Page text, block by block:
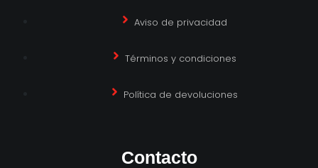
Aviso de privacidad
Términos y condiciones
Política de devoluciones
Contacto